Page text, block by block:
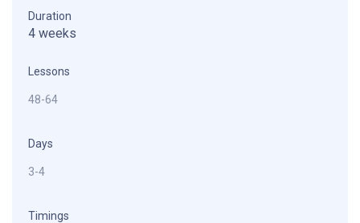
Duration
4 weeks
Lessons
48-64
Days
3-4
Timings